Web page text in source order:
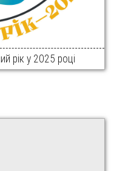
рік у 2025 році